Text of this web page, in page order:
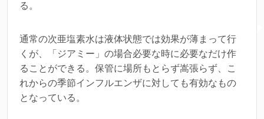
る。
通常の次亜塩素水は液体状態では効果が薄まって行
くが、「ジアミー」の場合必要な時に必要なだけ作
ることができる。保管に場所もとらず嵩張らず、こ
れからの季節インフルエンザに対しても有効なもの
となっている。